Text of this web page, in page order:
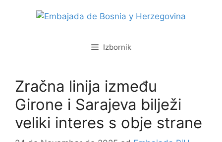
Izbornik
Zračna linija između
Girone i Sarajeva bilježi
veliki interes s obje strane